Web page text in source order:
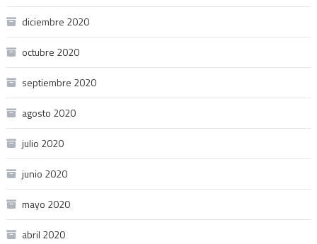
diciembre 2020
octubre 2020
septiembre 2020
agosto 2020
julio 2020
junio 2020
mayo 2020
abril 2020